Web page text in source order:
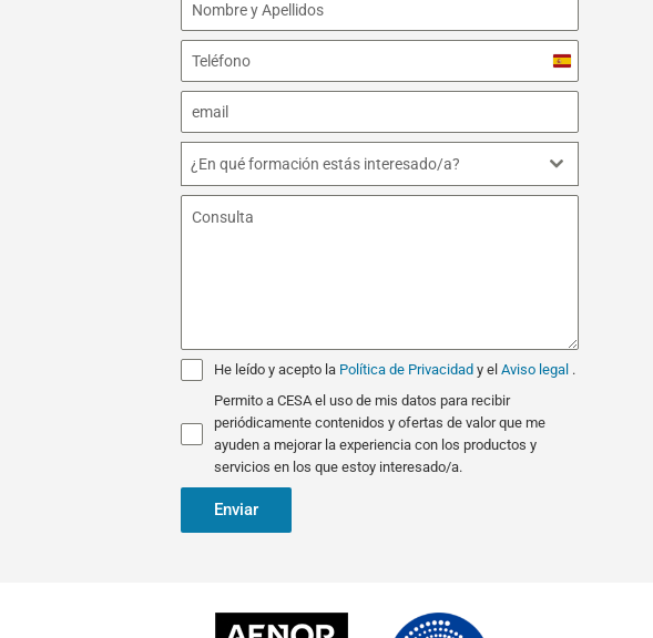
S
p
i
n
+
¿En qué formación estás interesado/a?
He leído y acepto la Política de Privacidad y el Aviso legal .
Permito a CESA el uso de mis datos para recibir
periódicamente contenidos y ofertas de valor que me
ayuden a mejorar la experiencia con los productos y
servicios en los que estoy interesado/a.
Enviar